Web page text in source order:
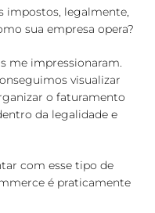
impostos, legalmente,
sua empresa opera?
me impressionaram.
visualizar
o faturamento
da legalidade e
com esse tipo de
é praticamente